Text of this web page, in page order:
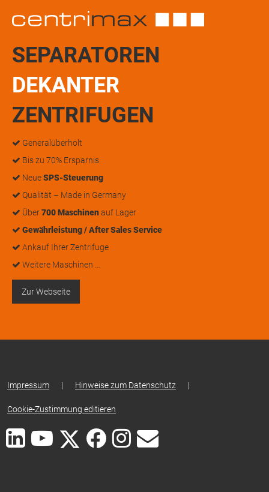
SEPARATOREN
DEKANTER
ZENTRIFUGEN
Generalüberholt
Bis zu 70% Ersparnis
NeueSPS-Steuerung
Qualität – Made in Germany
Über700 Maschinenauf Lager
Gewährleistung / After Sales Service
Ankauf Ihrer Zentrifuge
Weitere Maschinen …
Zur Webseite
Impressum | Hinweise zum Datenschutz |
Cookie-Zustimmung editieren